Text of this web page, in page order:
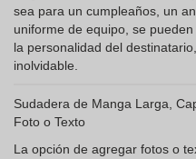
sea para un cumpleaños, un
uniforme de equipo, se
la personalidad del
inolvidable.
Sudadera de Manga Larga,
Foto o Texto
La opción de agregar fotos o